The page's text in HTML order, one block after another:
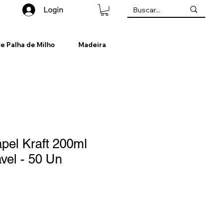
Login
Palha de Milho Madeira
Kraft 200ml
- 50 Un